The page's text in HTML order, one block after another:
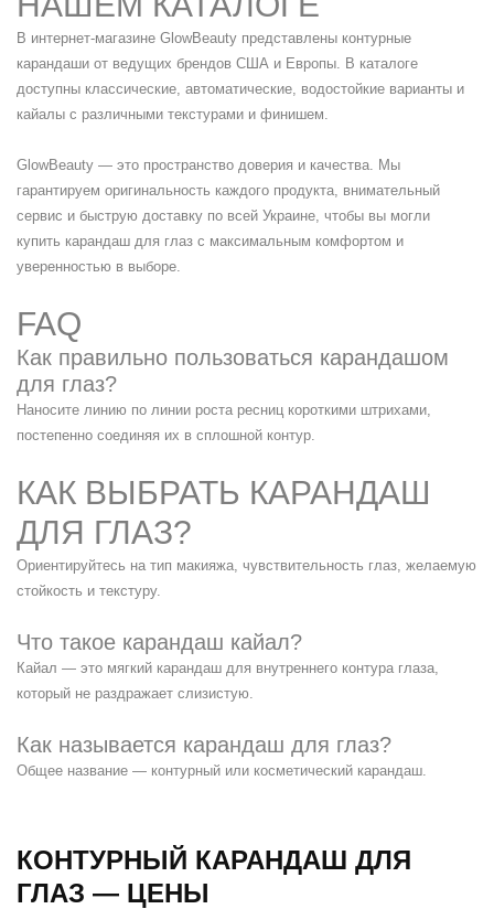
В интернет-магазине GlowBeauty представлены контурные
карандаши от ведущих брендов США и Европы. В каталоге
доступны классические, автоматические, водостойкие варианты и
кайалы с различными текстурами и финишем.
GlowBeauty — это пространство доверия и качества. Мы
гарантируем оригинальность каждого продукта, внимательный
сервис и быструю доставку по всей Украине, чтобы вы могли
купить карандаш для глаз с максимальным комфортом и
уверенностью в выборе.
FAQ
Как правильно пользоваться карандашом
для глаз?
Наносите линию по линии роста ресниц короткими штрихами,
постепенно соединяя их в сплошной контур.
КАК ВЫБРАТЬ КАРАНДАШ
ДЛЯ ГЛАЗ?
Ориентируйтесь на тип макияжа, чувствительность глаз, желаемую
стойкость и текстуру.
Что такое карандаш кайал?
Кайал — это мягкий карандаш для внутреннего контура глаза,
который не раздражает слизистую.
Как называется карандаш для глаз?
Общее название — контурный или косметический карандаш.
КОНТУРНЫЙ КАРАНДАШ ДЛЯ
ГЛАЗ — ЦЕНЫ